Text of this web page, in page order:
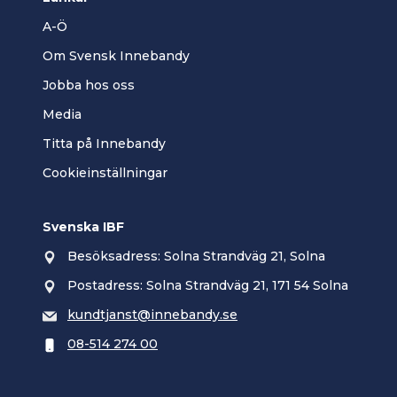
A-Ö
Om Svensk Innebandy
Jobba hos oss
Media
Titta på Innebandy
Cookieinställningar
Svenska IBF
Besöksadress: Solna Strandväg 21, Solna
Postadress: Solna Strandväg 21, 171 54 Solna
kundtjanst@innebandy.se
08-514 274 00